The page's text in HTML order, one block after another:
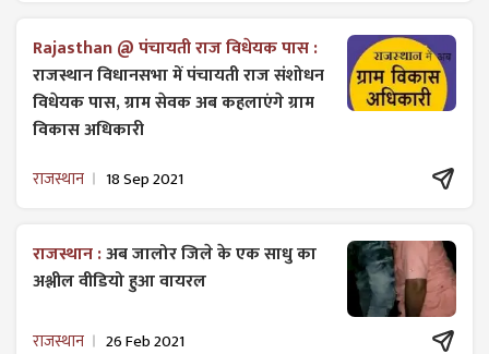
Rajasthan @ पंचायती राज विधेयक पास :
राजस्थान विधानसभा में पंचायती राज ​संशोधन
विधेयक पास, ग्राम सेवक अब कहलाएंगे ग्राम
विकास अधिकारी
राजस्थान 18 Sep 2021
राजस्थान :अब जालोर जिले के एक साधु का
अश्लील वीडियो हुआ वायरल
राजस्थान 26 Feb 2021